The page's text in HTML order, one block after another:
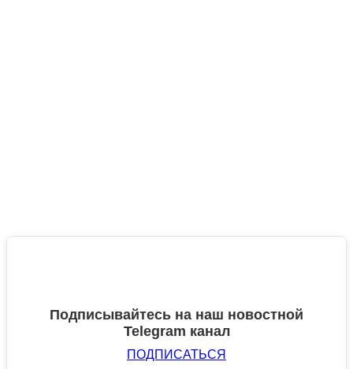
Подписывайтесь на наш новостной
Telegram канал
ПОДПИСАТЬСЯ